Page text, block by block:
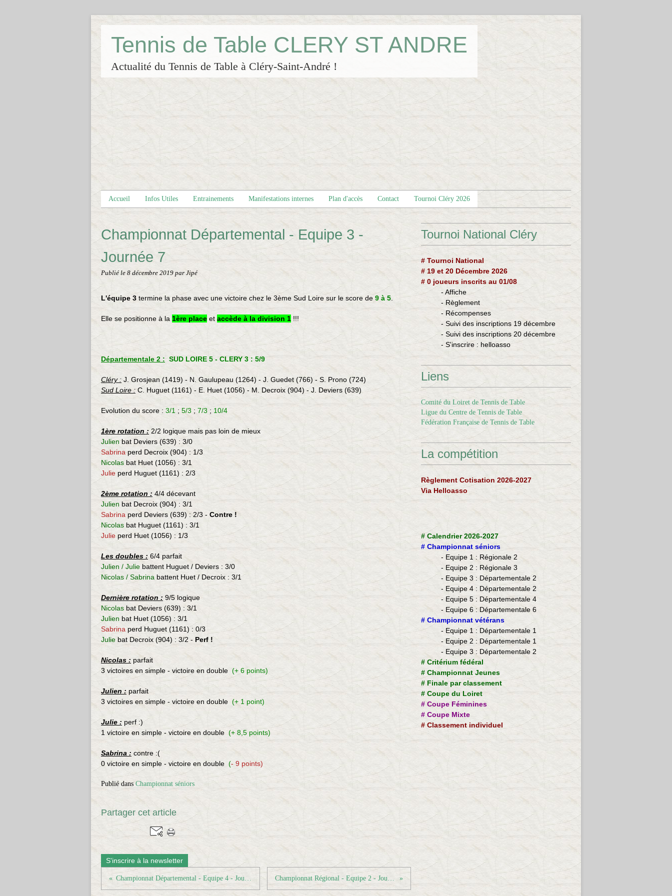
Tennis de Table CLERY ST ANDRE
Actualité du Tennis de Table à Cléry-Saint-André !
Accueil Infos Utiles Entrainements Manifestations internes Plan d'accès Contact Tournoi Cléry 2026
Championnat Départemental - Equipe 3 -
Journée 7
Publié le 8 décembre 2019 par Jipé
L'équipe 3 termine la phase avec une victoire chez le 3ème Sud Loire sur le score de 9 à 5
Elle se positionne à la 1ère place et accède à la division 1 !!!
Départementale 2 : SUD LOIRE 5 - CLERY 3 : 5/9
Cléry : J. Grosjean (1419) - N. Gaulupeau (1264) - J. Guedet (766) - S. Prono (724)
Sud Loire : C. Huguet (1161) - E. Huet (1056) - M. Decroix (904) - J. Deviers (639)
Evolution du score : 3/1 ; 5/3 ; 7/3 ; 10/4
1ère rotation : 2/2 logique mais pas loin de mieux
Julien bat Deviers (639) : 3/0
Sabrina perd Decroix (904) : 1/3
Nicolas bat Huet (1056) : 3/1
Julie perd Huguet (1161) : 2/3
2ème rotation : 4/4 décevant
Julien bat Decroix (904) : 3/1
Sabrina perd Deviers (639) : 2/3 - Contre !
Nicolas bat Huguet (1161) : 3/1
Julie perd Huet (1056) : 1/3
Les doubles : 6/4 parfait
Julien / Julie battent Huguet / Deviers : 3/0
Nicolas / Sabrina battent Huet / Decroix : 3/1
Dernière rotation : 9/5 logique
Nicolas bat Deviers (639) : 3/1
Julien bat Huet (1056) : 3/1
Sabrina perd Huguet (1161) : 0/3
Julie bat Decroix (904) : 3/2 - Perf !
Nicolas : parfait
3 victoires en simple - victoire en double (+ 6 points)
Julien : parfait
3 victoires en simple - victoire en double (+ 1 point)
Julie : perf :)
1 victoire en simple - victoire en double (+ 8,5 points)
Sabrina : contre :(
0 victoire en simple - victoire en double (- 9 points)
Publié dans Championnat séniors
Partager cet article
S'inscrire à la newsletter
Championnat Départemental - Equipe 4 - Journée 7 Championnat Régional - Equipe 2 - Journée 7
Tournoi National Cléry
# Tournoi National
# 19 et 20 Décembre 2026
# 0 joueurs inscrits au 01/08
- Affiche
- Règlement
- Récompenses
- Suivi des inscriptions 19 décembre
- Suivi des inscriptions 20 décembre
- S'inscrire : helloasso
Liens
Comité du Loiret de Tennis de Table
Ligue du Centre de Tennis de Table
Fédération Française de Tennis de Table
La compétition
Règlement Cotisation 2026-2027
Via Helloasso
# Calendrier 2026-2027
# Championnat séniors
- Equipe 1 : Régionale 2
- Equipe 2 : Régionale 3
- Equipe 3 : Départementale 2
- Equipe 4 : Départementale 2
- Equipe 5 : Départementale 4
- Equipe 6 : Départementale 6
​# Championnat vétérans
- ​Equipe 1 : Départementale 1
- Equipe 2 : Départementale 1
- Equipe 3 : Départementale 2
# Critérium fédéral
# Championnat Jeunes
# Finale par classement
# Coupe du Loiret
# Coupe Féminines
# Coupe Mixte
#Classement individuel